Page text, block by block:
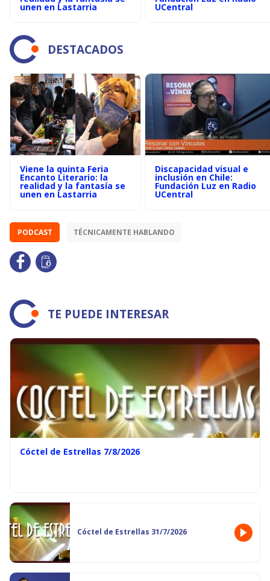
unen en Lastarria UCentral
DESTACADOS
Viene la quinta Feria
Encanto Literario: la
realidad y la fantasía se
unen en Lastarria
Discapacidad visual e
inclusión en Chile:
Fundación Luz en Radio
UCentral
PODCAST TÉCNICAMENTE HABLANDO
TE PUEDE INTERESAR
Cóctel de Estrellas 7/8/2026
Cóctel de Estrellas 31/7/2026